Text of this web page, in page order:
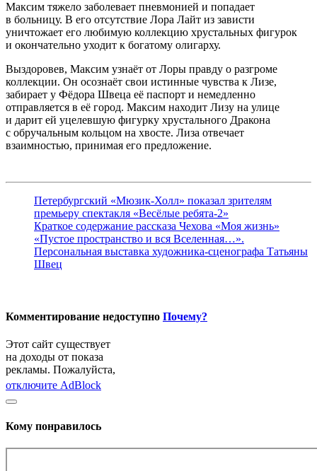
Максим тяжело заболевает пневмонией и попадает
в больницу. В его отсутствие Лора Лайт из зависти
уничтожает его любимую коллекцию хрустальных фигурок
и окончательно уходит к богатому олигарху.
Выздоровев, Максим узнаёт от Лоры правду о разгроме
коллекции. Он осознаёт свои истинные чувства к Лизе,
забирает у Фёдора Швеца её паспорт и немедленно
отправляется в её город. Максим находит Лизу на улице
и дарит ей уцелевшую фигурку хрустального Дракона
с обручальным кольцом на хвосте. Лиза отвечает
взаимностью, принимая его предложение.
Петербургский «Мюзик-Холл» показал зрителям
премьеру спектакля «Весёлые ребята-2»
Краткое содержание рассказа Чехова «Моя жизнь»
«Пустое пространство и вся Вселенная…».
Персональная выставка художника-сценографа Татьяны
Швец
Комментирование недоступно Почему?
Этот сайт существует
на доходы от показа
рекламы. Пожалуйста,
отключите AdBlock
Кому понравилось